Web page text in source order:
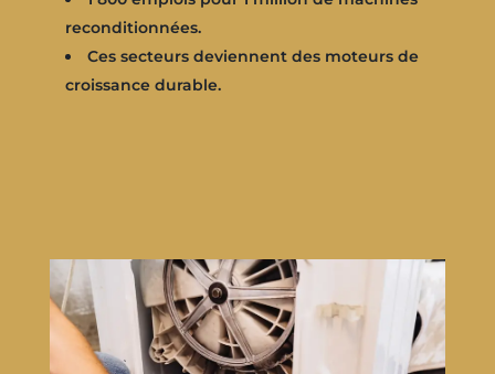
reconditionnées.
Ces secteurs deviennent des moteurs de
croissance durable.